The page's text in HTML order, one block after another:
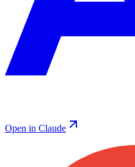
Open in Claude